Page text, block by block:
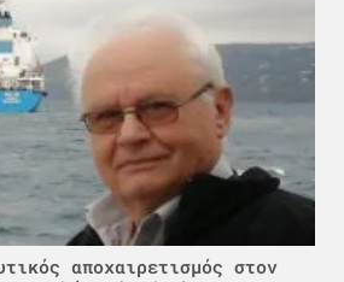
αποχαιρετισμός στον